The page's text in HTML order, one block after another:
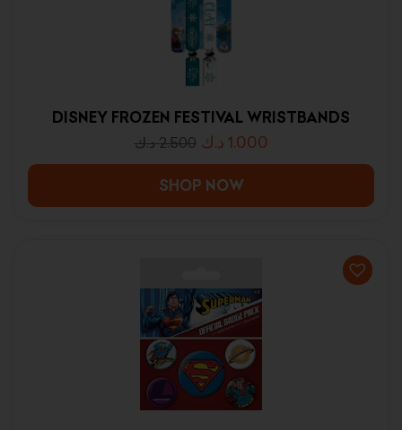
DISNEY FROZEN FESTIVAL WRISTBANDS
2.500 د.ك 1.000 د.ك
SHOP NOW